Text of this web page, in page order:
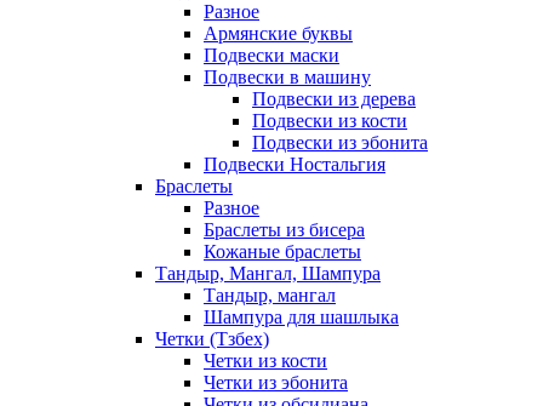
Разное
Армянские буквы
Подвески маски
Подвески в машину
Подвески из дерева
Подвески из кости
Подвески из эбонита
Подвески Ностальгия
Браслеты
Разное
Браслеты из бисера
Кожаные браслеты
Тандыр, Мангал, Шампура
Тандыр, мангал
Шампура для шашлыка
Четки (Тзбех)
Четки из кости
Четки из эбонита